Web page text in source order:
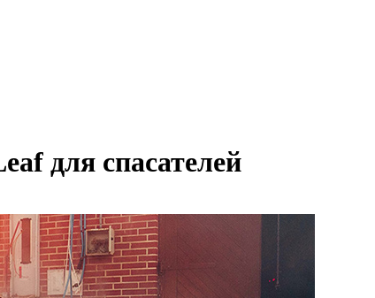
для спасателей